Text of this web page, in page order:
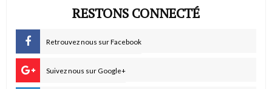
RESTONS CONNECTÉ
Retrouvez nous sur Facebook
Suivez nous sur Google+